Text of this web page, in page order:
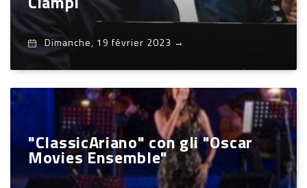
Dimanche, 19 février 2023 →
"ClassicAriano" con gli "Oscar
Movies Ensemble"